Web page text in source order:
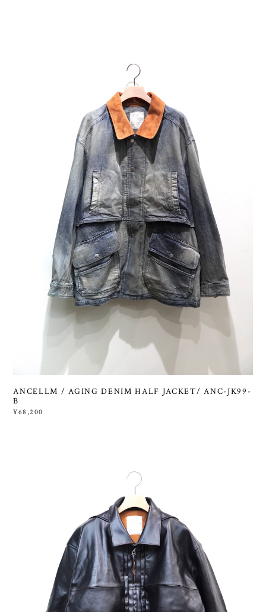
ANCELLM / AGING DENIM HALF JACKET/ ANC-JK99-
B
¥68,200